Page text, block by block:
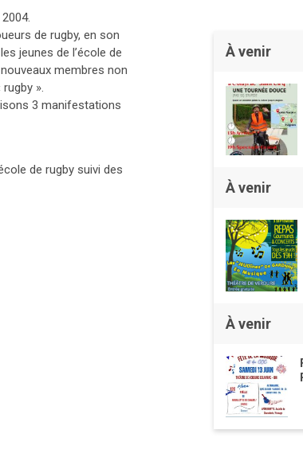
de rugby, en son
jeunes de l’école de
membres non
».
3 manifestations
de rugby suivi des
À venir
À venir
À venir